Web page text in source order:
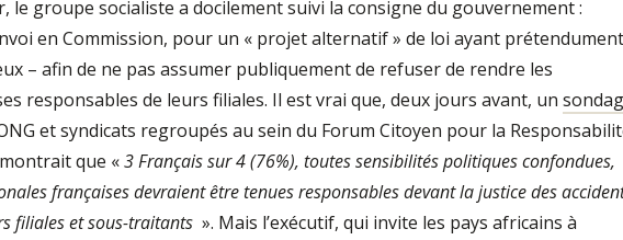
le groupe socialiste a docilement suivi la consigne du gouvernement :
en Commission, pour un « projet alternatif » de loi ayant prétendument
– afin de ne pas assumer publiquement de refuser de rendre les
responsables de leurs filiales. Il est vrai que, deux jours avant, un
et syndicats regroupés au sein du Forum Citoyen pour la
que «3 Français sur 4 (76%), toutes sensibilités politiques confondues,
françaises devraient être tenues responsables devant la justice des
filiales et sous-traitants ». Mais l’exécutif, qui invite les pays africains à